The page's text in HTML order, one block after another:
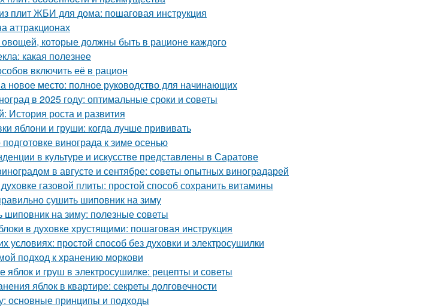
плит ЖБИ для дома: пошаговая инструкция
аттракционах
овощей, которые должны быть в рационе каждого
какая полезнее
включить её в рацион
новое место: полное руководство для начинающих
в 2025 году: оптимальные сроки и советы
История роста и развития
яблони и груши: когда лучше прививать
винограда к зиме осенью
в культуре и искусстве представлены в Саратове
в августе и сентябре: советы опытных виноградарей
газовой плиты: простой способ сохранить витамины
сушить шиповник на зиму
шиповник на зиму: полезные советы
в духовке хрустящими: пошаговая инструкция
условиях: простой способ без духовки и электросушилки
подход к хранению моркови
и груш в электросушилке: рецепты и советы
яблок в квартире: секреты долговечности
основные принципы и подходы